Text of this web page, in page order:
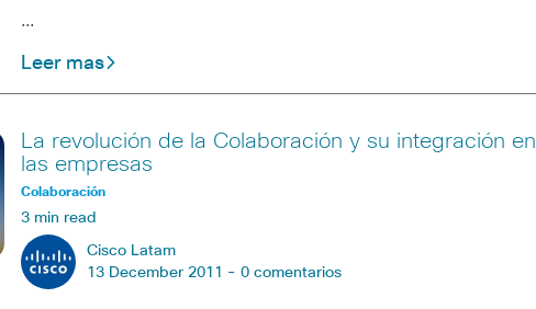
…
Leer mas
La revolución de la Colaboración y su integración en
las empresas
Colaboración
3 min read
Cisco Latam
13 December 2011 - 0 comentarios